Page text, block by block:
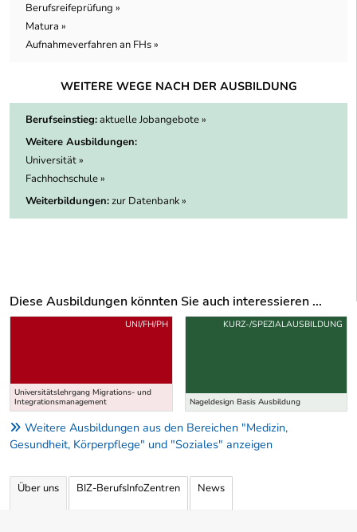
Berufsreifeprüfung »
Matura »
Aufnahmeverfahren an FHs »
WEITERE WEGE NACH DER AUSBILDUNG
Berufseinstieg:aktuelle Jobangebote »
Weitere Ausbildungen:
Universität »
Fachhochschule »
Weiterbildungen:zur Datenbank »
Diese Ausbildungen könnten Sie auch interessieren ...
Uber weitere Ausbildungsvorschläge
Universitätslehrgang Migrations- und
Integrationsmanagement
UNI/FH/PH
Nageldesign Basis Ausbildung
KURZ-/SPEZIALAUSBILDUNG
Weitere Ausbildungen aus den Bereichen "Medizin,
Gesundheit, Körperpflege" und "Soziales" anzeigen
Über uns BIZ-BerufsInfoZentren News